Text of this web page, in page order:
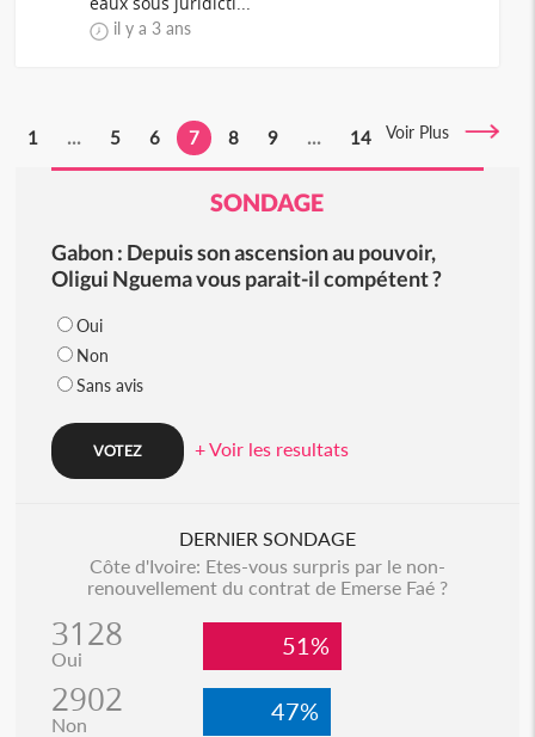
il y a 3 ans
1 ... 5 6 7 8 9 ... 14 Voir Plus
SONDAGE
Gabon : Depuis son ascension au pouvoir,
Oligui Nguema vous parait-il compétent ?
Oui
Non
Sans avis
+ Voir les resultats
DERNIER SONDAGE
Côte d'Ivoire: Etes-vous surpris par le non-
renouvellement du contrat de Emerse Faé ?
3128
Oui 51%
2902
Non 47%